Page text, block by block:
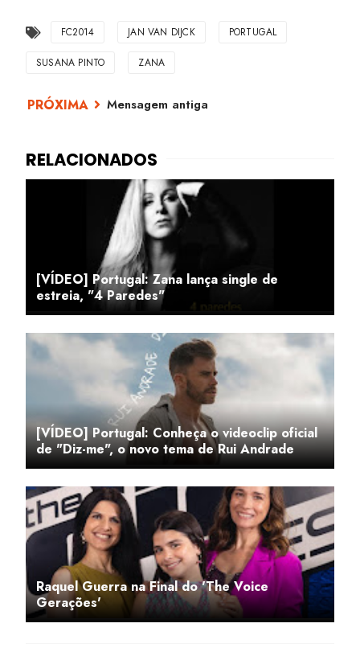
FC2014 JAN VAN DIJCK PORTUGAL
SUSANA PINTO ZANA
Mensagem antiga
[VÍDEO] Portugal: Zana lança single de
estreia, "4 Paredes"
[VÍDEO] Portugal: Conheça o videoclip oficial
de "Diz-me", o novo tema de Rui Andrade
Raquel Guerra na Final do 'The Voice
Gerações'